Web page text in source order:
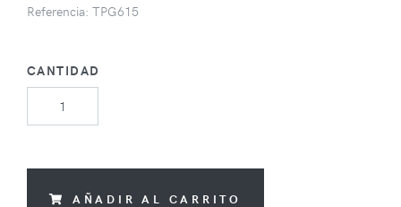
Referencia: TPG615
CANTIDAD
AÑADIR AL CARRITO